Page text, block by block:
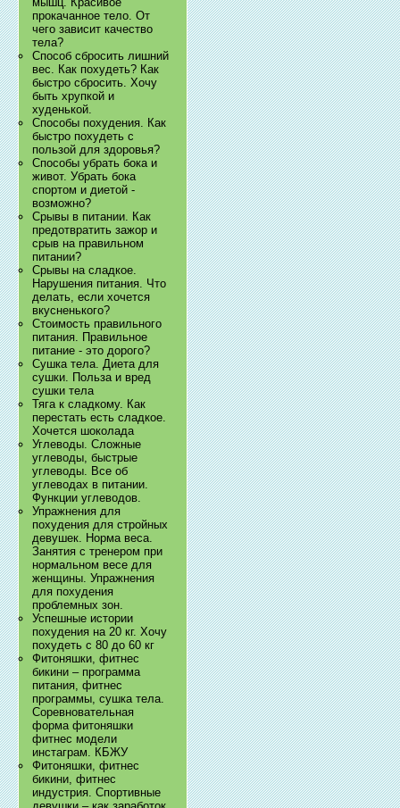
прокачанное тело. От
чего зависит качество
тела?
Способ сбросить лишний
вес. Как похудеть? Как
быстро сбросить. Хочу
быть хрупкой и
худенькой.
Способы похудения. Как
быстро похудеть с
пользой для здоровья?
Способы убрать бока и
живот. Убрать бока
спортом и диетой -
возможно?
Срывы в питании. Как
предотвратить зажор и
срыв на правильном
питании?
Срывы на сладкое.
Нарушения питания. Что
делать, если хочется
вкусненького?
Стоимость правильного
питания. Правильное
питание - это дорого?
Сушка тела. Диета для
сушки. Польза и вред
сушки тела
Тяга к сладкому. Как
перестать есть сладкое.
Хочется шоколада
Углеводы. Сложные
углеводы, быстрые
углеводы. Все об
углеводах в питании.
Функции углеводов.
Упражнения для
похудения для стройных
девушек. Норма веса.
Занятия с тренером при
нормальном весе для
женщины. Упражнения
для похудения
проблемных зон.
Успешные истории
похудения на 20 кг. Хочу
похудеть с 80 до 60 кг
Фитоняшки, фитнес
бикини – программа
питания, фитнес
программы, сушка тела.
Соревновательная
форма фитоняшки
фитнес модели
инстаграм. КБЖУ
Фитоняшки, фитнес
бикини, фитнес
индустрия. Спортивные